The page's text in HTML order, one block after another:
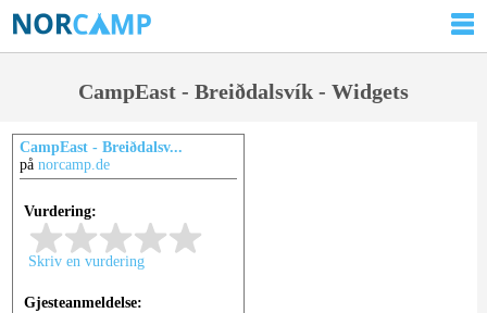
CampEast - Breiðdalsvík - Widgets
CampEast - Breiðdalsv...
på norcamp.de